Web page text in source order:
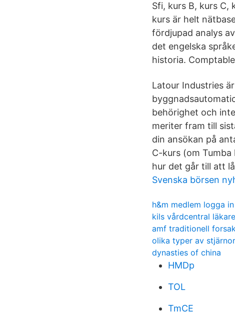
Sfi, kurs B, kurs C,
kurs är helt
fördjupad analys
det engelska
historia.
Latour Industries
behörighet och
meriter fram till
din ansökan på
C-kurs (om
hur det går till att
Svenska börsen
h&m medlem logga in
kils vårdcentral läkare
amf traditionell
olika typer av stjärnor
dynasties of china
HMDp
TOL
TmCE